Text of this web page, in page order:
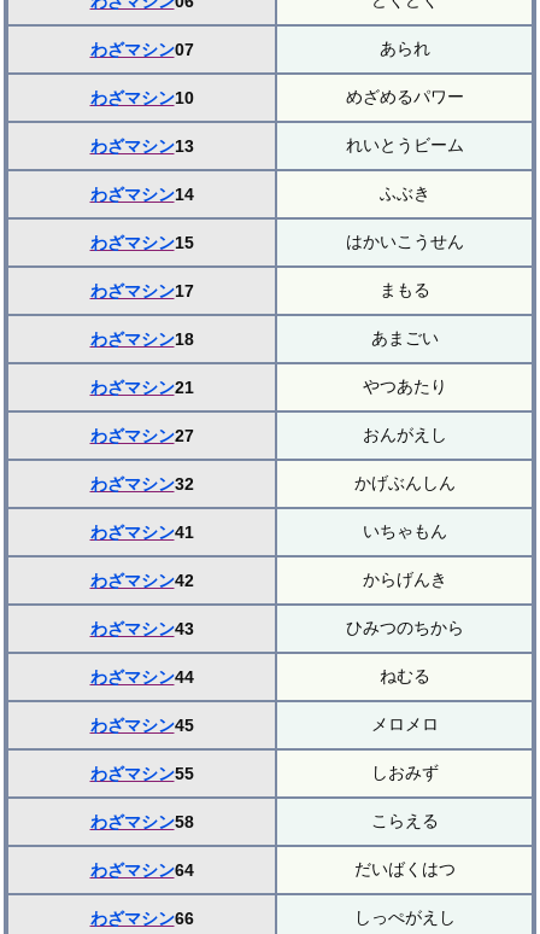
わざマシン07 あられ
わざマシン10 めざめるパワー
わざマシン13 れいとうビーム
わざマシン14 ふぶき
わざマシン15 はかいこうせん
わざマシン17 まもる
わざマシン18 あまごい
わざマシン21 やつあたり
わざマシン27 おんがえし
わざマシン32 かげぶんしん
わざマシン41 いちゃもん
わざマシン42 からげんき
わざマシン43 ひみつのちから
わざマシン44 ねむる
わざマシン45 メロメロ
わざマシン55 しおみず
わざマシン58 こらえる
わざマシン64 だいばくはつ
わざマシン66 しっぺがえし